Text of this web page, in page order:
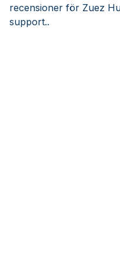
recensioner för Zuez
support..